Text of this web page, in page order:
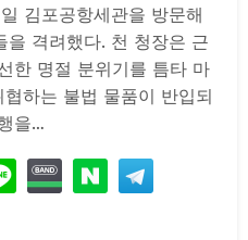
김포공항세관을 방문해
을 격려했다. 천 청장은 근
한 명절 분위기를 틈타 마
하는 불법 물품이 반입되
을…